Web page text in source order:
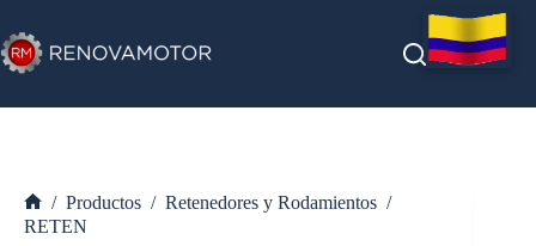
al
contenido
Inicio
/ Productos / Retenedores y Rodamientos /
RETEN